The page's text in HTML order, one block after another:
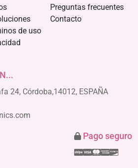
de uso
Preguntas frecuentes
Contacto
24, Córdoba,14012, ESPAÑA
Pago seguro
Stripe
Visa